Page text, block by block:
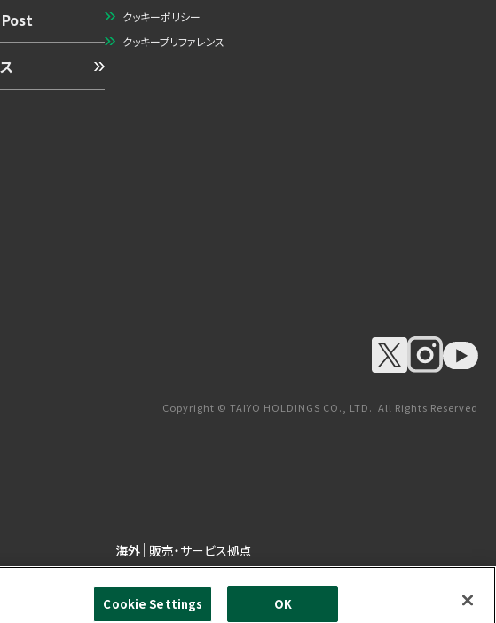
クッキーポリシー
クッキープリファレンス
Copyright © TAIYO HOLDINGS CO., LTD. All Rights Reserved
海外 販売・サービス拠点
Cookie Settings OK